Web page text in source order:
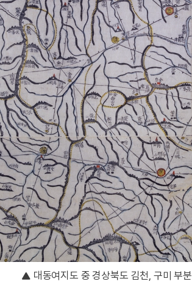
대동여지도 중 경상북도 김천, 구미 부분